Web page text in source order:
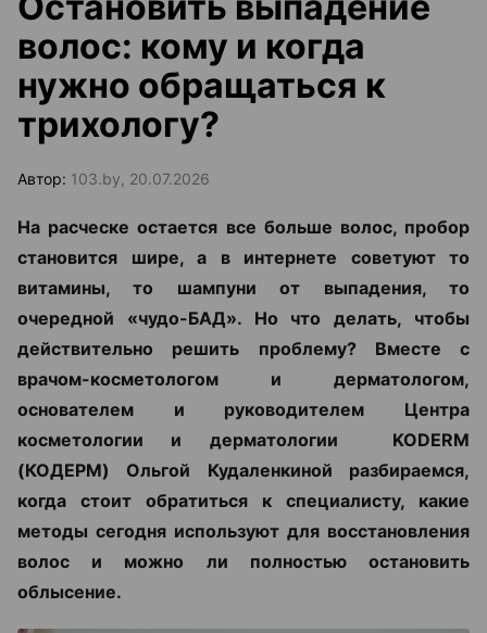
волос: кому и когда
нужно обращаться к
трихологу?
Автор: 103.by, 20.07.2026
На расческе остается все больше волос, пробор
становится шире, а в интернете советуют то
витамины, то шампуни от выпадения, то
очередной «чудо-БАД». Но что делать, чтобы
действительно решить проблему? Вместе с
врачом-косметологом и дерматологом,
основателем и руководителем Центра
косметологии и дерматологии KODERM
(КОДЕРМ) Ольгой Кудаленкиной разбираемся,
когда стоит обратиться к специалисту, какие
методы сегодня используют для восстановления
волос и можно ли полностью остановить
облысение.